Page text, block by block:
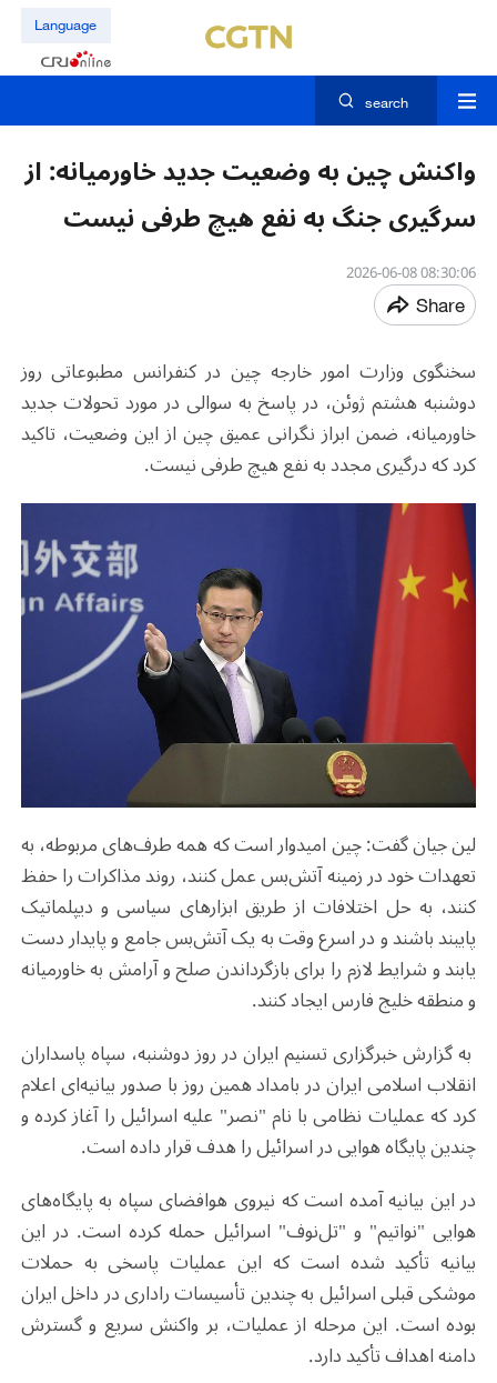
Language
search
واکنش چین به وضعیت جدید خاورمیانه: از
سرگیری جنگ به نفع هیچ طرفی نیست
08:30:06 2026-06-08
Share
سخنگوی وزارت امور خارجه چین در کنفرانس مطبوعاتی روز
دوشنبه هشتم ژوئن، در پاسخ به سوالی در مورد تحولات جدید
خاورمیانه، ضمن ابراز نگرانی عمیق چین از این وضعیت، تاکید
کرد که درگیری مجدد به نفع هیچ طرفی نیست.
لین جیان گفت: چین امیدوار است که همه طرف‌های مربوطه، به
تعهدات خود در زمینه آتش‌بس عمل کنند، روند مذاکرات را حفظ
کنند، به حل اختلافات از طریق ابزارهای سیاسی و دیپلماتیک
پایبند باشند و در اسرع وقت به یک آتش‌بس جامع و پایدار دست
یابند و شرایط لازم را برای بازگرداندن صلح و آرامش به خاورمیانه
و منطقه خلیج فارس ایجاد کنند.
به گزارش خبرگزاری تسنیم ایران در روز دوشنبه، سپاه پاسداران
انقلاب اسلامی ایران در بامداد همین روز با صدور بیانیه‌ای اعلام
کرد که عملیات نظامی با نام "نصر" علیه اسرائیل را آغاز کرده و
چندین پایگاه هوایی در اسرائیل را هدف قرار داده است.
در این بیانیه آمده است که نیروی هوافضای سپاه به پایگاه‌های
هوایی "نواتیم" و "تل‌نوف" اسرائیل حمله کرده است. در این
بیانیه تأکید شده است که این عملیات پاسخی به حملات
موشکی قبلی اسرائیل به چندین تأسیسات راداری در داخل ایران
بوده است. این مرحله از عملیات، بر واکنش سریع و گسترش
دامنه اهداف تأکید دارد.